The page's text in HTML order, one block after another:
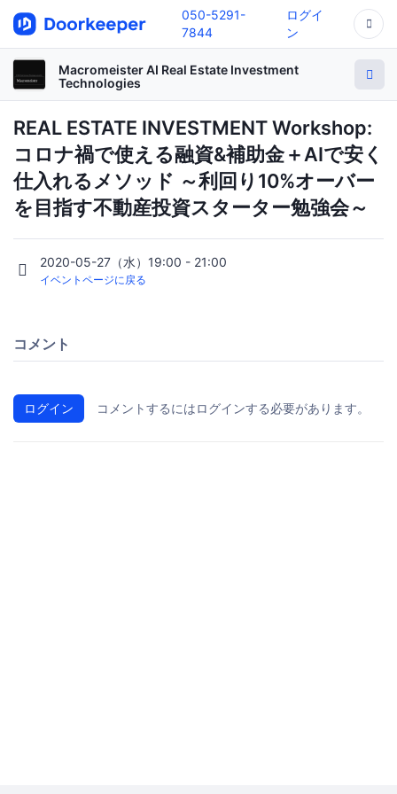
050-5291-
7844
ログイ
ン
Macromeister AI Real Estate Investment
Technologies
REAL ESTATE INVESTMENT Workshop:
コロナ禍で使える融資&補助金＋AIで安く
仕入れるメソッド ～利回り10%オーバー
を目指す不動産投資スターター勉強会～
2020-05-27（水）19:00 - 21:00
イベントページに戻る
コメント
ログイン コメントするにはログインする必要があります。